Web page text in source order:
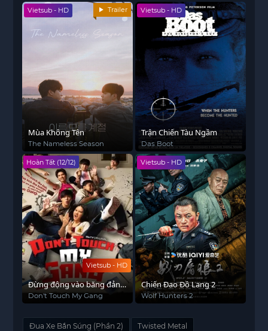
Vietsub - HD Trailer
Mùa Không Tên
The Nameless Season
Vietsub - HD
Trận Chiến Tàu Ngầm
Das Boot
Vietsub - HD
Hoàn Tất (12/12)
Đừng động vào băng đảng
của tôi!!
Don't Touch My Gang
Vietsub - HD
Chiến Đao Đồ Lang 2
Wolf Hunters 2
Đua Xe Bắn Súng (Phần 2) Twisted Metal